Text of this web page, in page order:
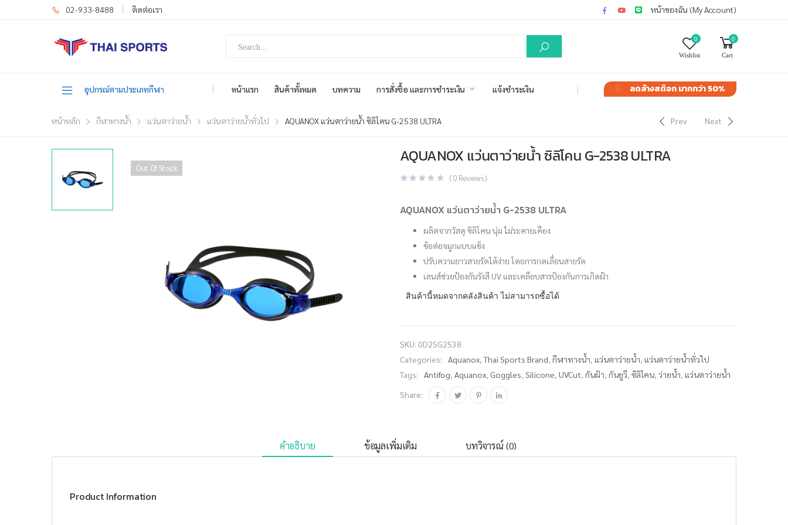
02-933-8488 ติดต่อเรา หน้าของฉัน (My Account)
0
Wishlist
0
Cart
อุปกรณ์ตามประเภทกีฬา หน้าแรก สินค้าทั้งหมด บทความ การสั่งซื้อ และการชำระเงิน แจ้งชำระเงิน ลดล้างสต๊อกมากกว่า 50%
หน้าหลัก กีฬาทางน้ำ แว่นตาว่ายน้ำ แว่นตาว่ายน้ำทั่วไป AQUANOX แว่นตาว่ายน้ำ ซิลิโคน G-2538 ULTRA Prev Next
Out Of Stock
AQUANOX แว่นตาว่ายน้ำ ซิลิโคน G-2538 ULTRA
(0 Reviews )
AQUANOX แว่นตาว่ายน้ำ G-2538 ULTRA
ผลิตจากวัสดุ ซิลิโคน นุ่ม ไม่ระคายเคือง
ข้อต่อจมูกแบบแข็ง
ปรับความยาวสายรัดได้ง่าย โดยการกดเลื่อนสายรัด
เลนส์ช่วยป้องกันรังสี UV และเคลือบสารป้องกันการเกิดฝ้า
สินค้านี้หมดจากคลังสินค้า ไม่สามารถซื้อได้
SKU: 0D2SG2538
Categories:
Aquanox,Thai Sports Brand, กีฬาทางน้ำ, แว่นตาว่ายน้ำ, แว่นตาว่ายน้ำทั่วไป
Tags:
Antifog, Aquanox, Goggles, Silicone, UVCut, กันฝ้า, กันยูวี, ซิลิโคน, ว่ายน้ำ, แว่นตาว่ายน้ำ
Share:
คำอธิบาย ข้อมูลเพิ่มเติม บทวิจารณ์ (0)
Product Information